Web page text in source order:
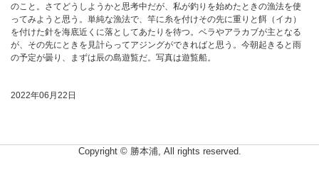
のこと。さてどうしようかと思考中だが、私が釣りを始めたときの漁法を使
ってみようと思う。単純な漁法で、竿に糸を付けその先に重りと餌（イカ）
を付けた針を海底近くに落としてあたりを待つ。ベラやアラカブが主となる
が、その先にときを見計らってアジングができればと思う。今朝起きると雨
の予定が曇り、まずは辰の島遊覧だ。写真は遊覧船。
2022年06月22日
Copyright © 勝本浦, All rights reserved.